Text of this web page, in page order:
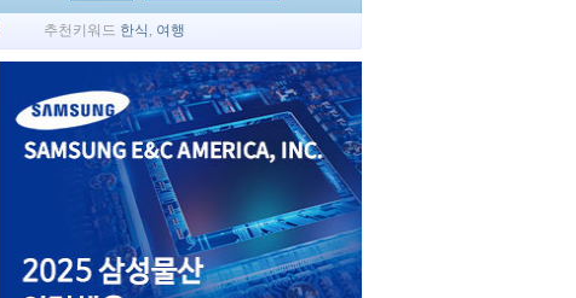
추천키워드 한식 , 여행